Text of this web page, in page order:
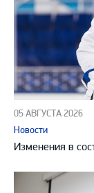
05 АВГУСТА 2026
Новости
Изменения в